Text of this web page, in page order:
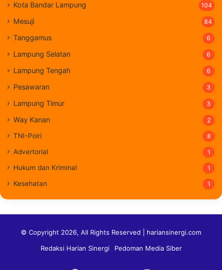
Kota Bandar Lampung 104
Mesuji 84
Tanggamus 6
Lampung Selatan 6
Lampung Tengah 6
Pesawaran 3
Lampung Timur 3
Way Kanan 2
TNI-Polri 8
Advertorial 1
Hukum dan Kriminal 1
Kesehatan 1
© Copyright 2026, All Rights Reserved | hariansinergi.com
Redaksi Harian Sinergi
Pedoman Media Siber